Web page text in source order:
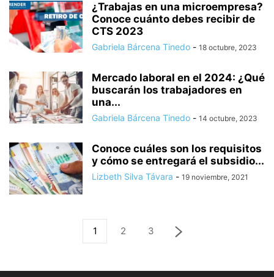
¿Trabajas en una microempresa?
Conoce cuánto debes recibir de
CTS 2023
Gabriela Bárcena Tinedo - 18 octubre, 2023
Mercado laboral en el 2024: ¿Qué
buscarán los trabajadores en
una...
Gabriela Bárcena Tinedo - 14 octubre, 2023
Conoce cuáles son los requisitos
y cómo se entregará el subsidio...
Lizbeth Silva Távara - 19 noviembre, 2021
1 2 3